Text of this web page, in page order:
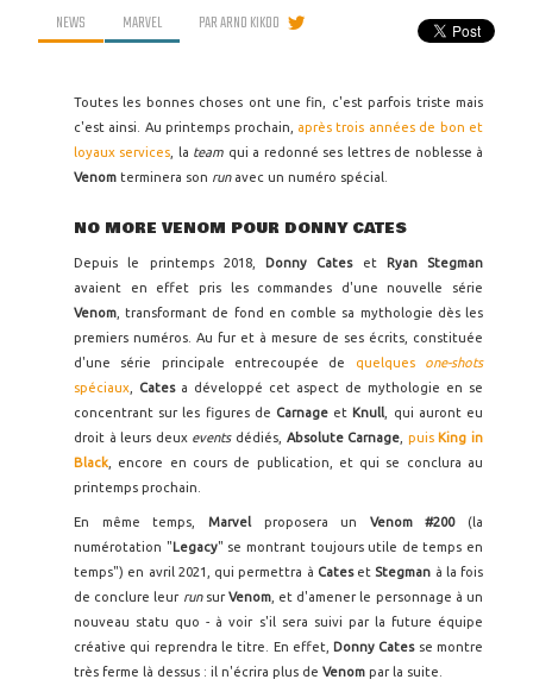
NEWS MARVEL PARARNO KIKOO
Toutes les bonnes choses ont une fin, c'est parfois triste mais
c'est ainsi. Au printemps prochain, après trois années de bon et
loyaux services , la team qui a redonné ses lettres de noblesse à
Venom terminera son run avec un numéro spécial.
NO MORE VENOM POUR DONNY CATES
Depuis le printemps 2018, Donny Cates et
Ryan Stegman
avaient en effet pris les commandes d'une nouvelle série
Venom , transformant de fond en comble sa mythologie dès les
premiers numéros. Au fur et à mesure de ses écrits, constituée
d'une série principale entrecoupée de
quelques one-shots
spéciaux
Cates a développé cet aspect de mythologie en se
concentrant sur les figures de Carnage et Knull , qui auront eu
droit à leurs deux events dédiés, Absolute Carnage puis King in
Black , encore en cours de publication, et qui se conclura au
printemps prochain.
En même temps, Marvel proposera un Venom #200 (la
numérotation " Legacy" se montrant toujours utile de temps en
temps") en avril 2021, qui permettra à Cates et Stegman à la fois
de conclure leur runsurVenom, et d'amener le personnage à un
nouveau statu quo - à voir s'il sera suivi par la future équipe
créative qui reprendra le titre. En effet,
Donny Cates se montre
très ferme là dessus : il n'écrira plus de Venom par la suite.